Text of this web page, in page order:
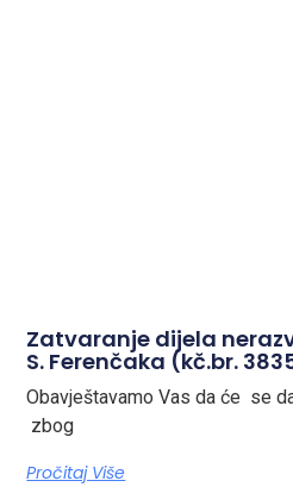
Zatvaranje dijela
S. Ferenčaka (kč.br.
Obavještavamo Vas da će se
zbog
Pročitaj Više